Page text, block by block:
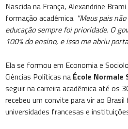
Nascida na França, Alexandrine
formação acadêmica. "Meus pais
educação sempre foi prioridade. O
100% do ensino, e isso me abriu
Ela se formou em Economia e
Ciências Políticas na École Normale
seguir na carreira acadêmica até os
recebeu um convite para vir ao
universidades francesas e